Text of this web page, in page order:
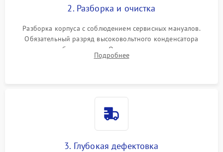
2. Разборка и очистка
Разборка корпуса с соблюдением сервисных мануалов.
Обязательный разряд высоковольтного конденсатора
вспышки для безопасности. Очистка внутренних узлов от
пыли, песка и следов влаги с помощью спецсредств.
Подробнее
3. Глубокая дефектовка